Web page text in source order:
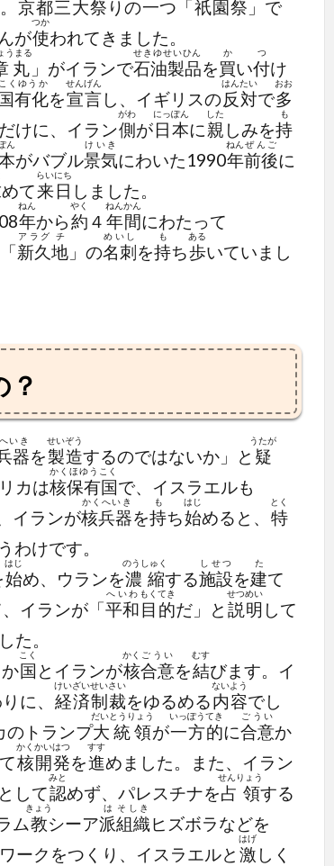
京都三大祭 りの一つ「祇園祭 」で
が使
つか
われてきました。
丸
うまる
」がイランで石油製品
せきゆせいひん
を買
か
い付
つ
け
有化
こくゆうか
を宣言
せんげん
し、イギリスの反対
はんたい
で多
おお
けに、イラン側
がわ
が日本
にっぽん
に親
した
しみを持
も
ん
がバブル景気
けいき
にわいた1990年
ねん
前後
ぜんご
に
めて来日
らいにち
しました。
年
ねん
から約
やく
４ 年
ねん
間
かん
にわたって
新久
アラグ
地
チ
」の名刺
めいし
を持
も
ち歩
ある
いていまし
？
器
いき
を製造
せいぞう
するのではないか」と 疑
うたが
カは核保有国
かくほゆうこく
で、イスラエルも
イランが核兵器
かくへいき
を持
も
ち始
はじ
めると、 特
とく
わけです。
始
はじ
め、ウランを濃縮
のうしゅく
する施設
しせつ
を建
た
て
イランが「平和
へいわ
目的
もくてき
だ」と 説明
せつめい
して
た。
国
こく
とイランが核
かく
合意
ごうい
を結
むす
びます。イ
に、 経済制裁
けいざいせいさい
をゆるめる内容
ないよう
でし
のトランプ大統領
だいとうりょう
が一方的
いっぽうてき
に合意
ごうい
か
核
かく
開発
かいはつ
を進
すす
めました。また、イラン
として認
みと
めず、パレスチナを占領
せんりょう
する
ム教
きょう
シーア派
は
組織
そしき
ヒズボラなどを
ークをつくり、イスラエルと 激
はげ
しく